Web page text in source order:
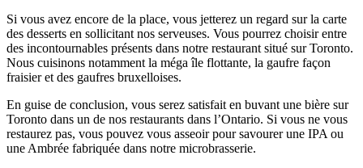
Si vous avez encore de la place, vous jetterez un regard sur la carte
des desserts en sollicitant nos serveuses. Vous pourrez choisir entre
des incontournables présents dans notre restaurant situé sur Toronto.
Nous cuisinons notamment la méga île flottante, la gaufre façon
fraisier et des gaufres bruxelloises.
En guise de conclusion, vous serez satisfait en buvant une bière sur
Toronto dans un de nos restaurants dans l’Ontario. Si vous ne vous
restaurez pas, vous pouvez vous asseoir pour savourer une IPA ou
une Ambrée fabriquée dans notre microbrasserie.